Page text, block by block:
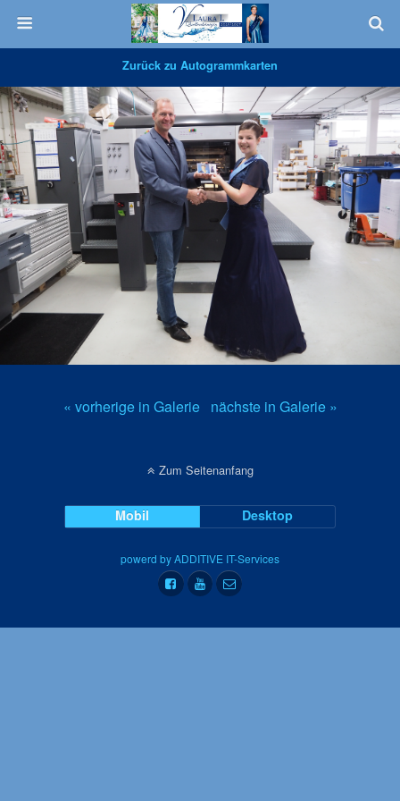
Zurück zu Autogrammkarten
« vorherige in Galerie nächste in Galerie »
Zum Seitenanfang
Mobil Desktop
powerd by ADDITIVE IT-Services